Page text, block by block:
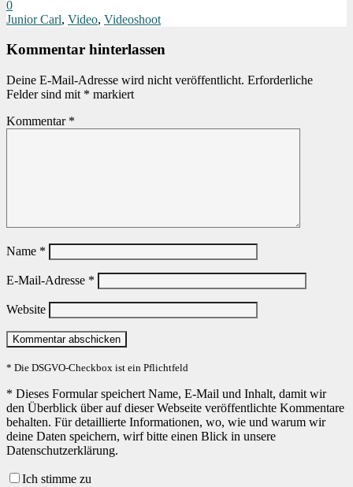
0
Junior Carl, Video, Videoshoot
Kommentar hinterlassen
Deine E-Mail-Adresse wird nicht veröffentlicht. Erforderliche
Felder sind mit * markiert
Kommentar *
Name *
E-Mail-Adresse *
Website
* Die DSGVO-Checkbox ist ein Pflichtfeld
* Dieses Formular speichert Name, E-Mail und Inhalt, damit wir
den Überblick über auf dieser Webseite veröffentlichte Kommentare
behalten. Für detaillierte Informationen, wo, wie und warum wir
deine Daten speichern, wirf bitte einen Blick in unsere
Datenschutzerklärung.
Ich stimme zu